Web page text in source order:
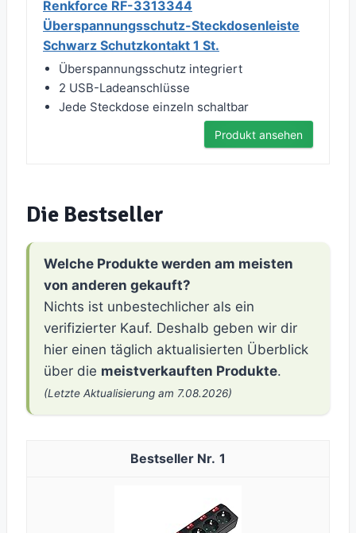
Renkforce RF-3313344
Überspannungsschutz-Steckdosenleiste
Schwarz Schutzkontakt 1 St.
Überspannungsschutz integriert
2 USB-Ladeanschlüsse
Jede Steckdose einzeln schaltbar
Produkt ansehen
Die Bestseller
Welche Produkte werden am meisten
von anderen gekauft?
Nichts ist unbestechlicher als ein
verifizierter Kauf. Deshalb geben wir dir
hier einen täglich aktualisierten Überblick
über die meistverkauften Produkte.
(Letzte Aktualisierung am 7.08.2026)
1